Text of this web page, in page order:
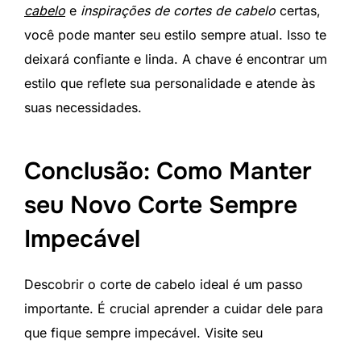
cabelo e inspirações de cortes de cabelo certas,
você pode manter seu estilo sempre atual. Isso te
deixará confiante e linda. A chave é encontrar um
estilo que reflete sua personalidade e atende às
suas necessidades.
Conclusão: Como Manter
seu Novo Corte Sempre
Impecável
Descobrir o corte de cabelo ideal é um passo
importante. É crucial aprender a cuidar dele para
que fique sempre impecável. Visite seu